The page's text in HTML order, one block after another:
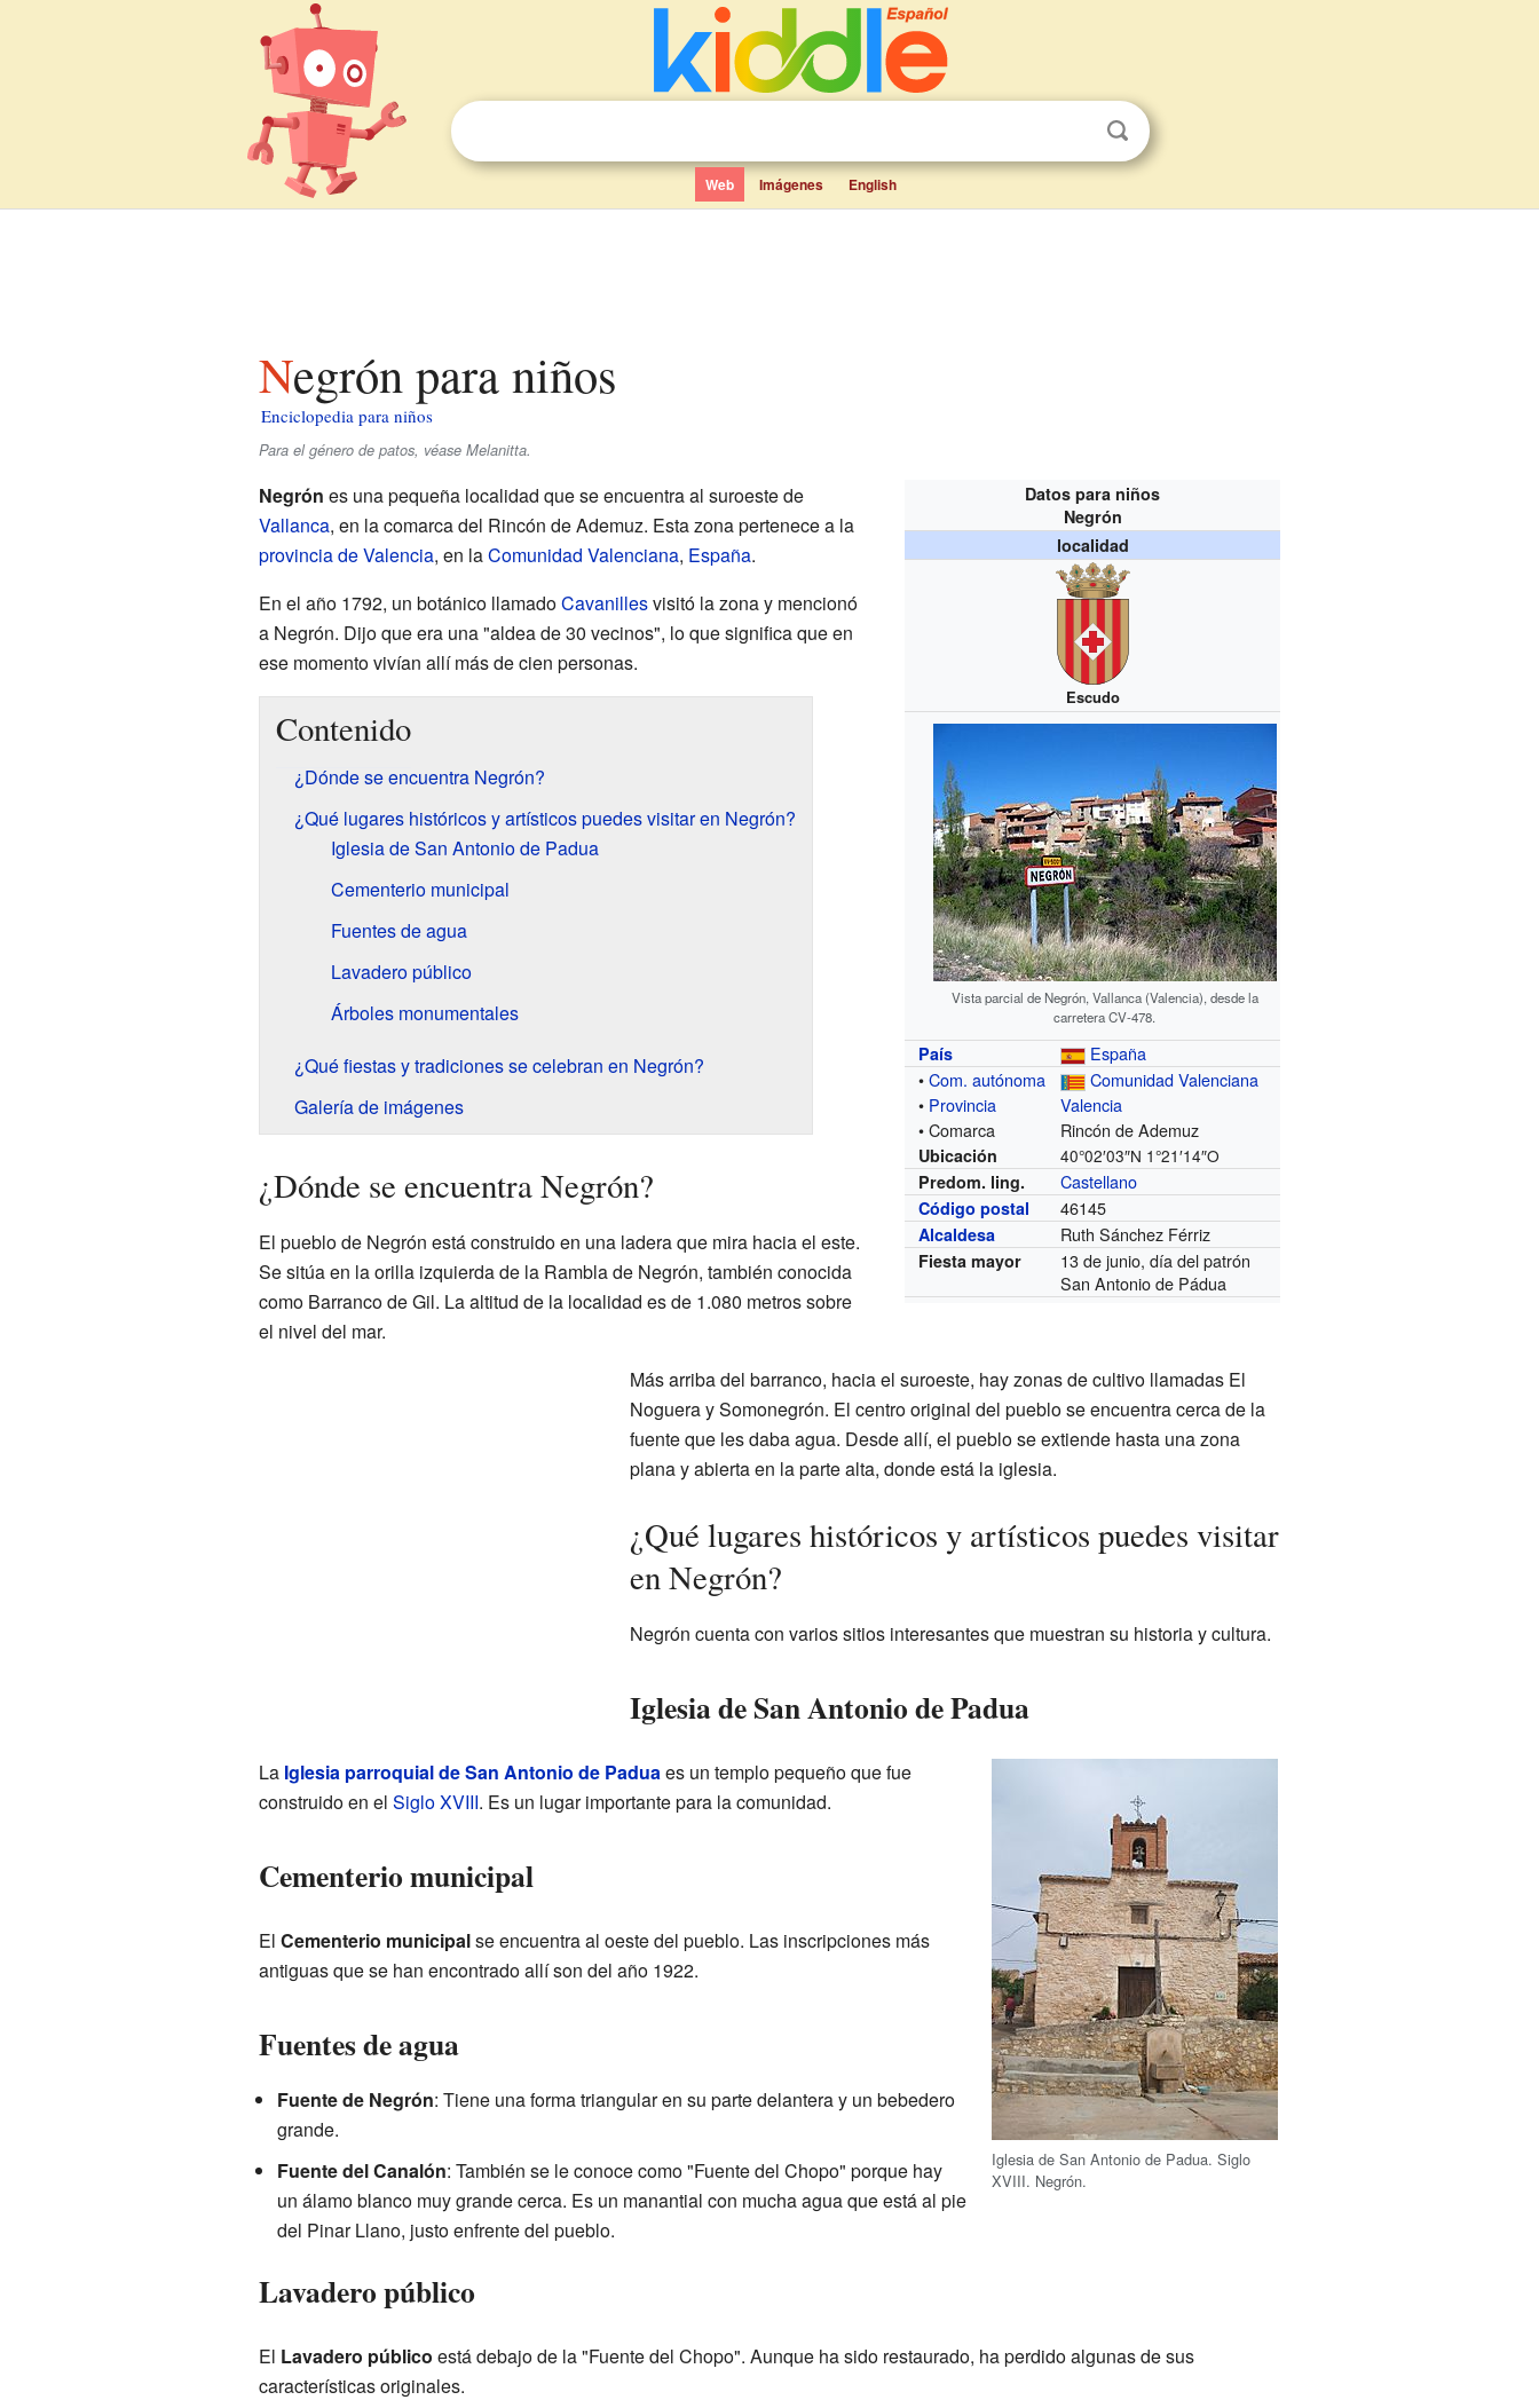
Web Imágenes English
Negrón para niños
Enciclopedia para niños
Para el género de patos, véase Melanitta.
Datos para niños
Negrón
localidad
Escudo
Vista parcial de Negrón, Vallanca (Valencia), desde la
carretera CV-478.
País
España
•Com. autónoma
Comunidad Valenciana
• Provincia
Valencia
• Comarca
Rincón de Ademuz
Ubicación 40°02′03″N 1°21′14″O
Predom. ling.
Castellano
Código postal 46145
Alcaldesa Ruth Sánchez Férriz
Fiesta mayor
13 de junio, día del patrón
San Antonio de Pádua
Negrón es una pequeña localidad que se encuentra al suroeste de
Vallanca, en la comarca del Rincón de Ademuz. Esta zona pertenece a la
provincia de Valencia, en laComunidad Valenciana, España.
En el año 1792, un botánico llamadoCavanillesvisitó la zona y mencionó
a Negrón. Dijo que era una "aldea de 30 vecinos", lo que significa que en
ese momento vivían allí más de cien personas.
Contenido
¿Dónde se encuentra Negrón?
¿Qué lugares históricos y artísticos puedes visitar en Negrón?
Iglesia de San Antonio de Padua
Cementerio municipal
Fuentes de agua
Lavadero público
Árboles monumentales
¿Qué fiestas y tradiciones se celebran en Negrón?
Galería de imágenes
¿Dónde se encuentra Negrón?
El pueblo de Negrón está construido en una ladera que mira hacia el este.
Se sitúa en la orilla izquierda de la Rambla de Negrón, también conocida
como Barranco de Gil. La altitud de la localidad es de 1.080 metros sobre
el nivel del mar.
Más arriba del barranco, hacia el suroeste, hay zonas de cultivo llamadas El
Noguera y Somonegrón. El centro original del pueblo se encuentra cerca de la
fuente que les daba agua. Desde allí, el pueblo se extiende hasta una zona
plana y abierta en la parte alta, donde está la iglesia.
¿Qué lugares históricos y artísticos puedes visitar
en Negrón?
Negrón cuenta con varios sitios interesantes que muestran su historia y cultura.
Iglesia de San Antonio de Padua
Iglesia de San Antonio de Padua. Siglo
XVIII. Negrón.
La Iglesia parroquial de San Antonio de Paduaes un templo pequeño que fue
construido en el Siglo XVIII. Es un lugar importante para la comunidad.
Cementerio municipal
El Cementerio municipalse encuentra al oeste del pueblo. Las inscripciones más
antiguas que se han encontrado allí son del año 1922.
Fuentes de agua
Fuente de Negrón: Tiene una forma triangular en su parte delantera y un bebedero
grande.
Fuente del Canalón: También se le conoce como "Fuente del Chopo" porque hay
un álamo blanco muy grande cerca. Es un manantial con mucha agua que está al pie
del Pinar Llano, justo enfrente del pueblo.
Lavadero público
El Lavadero público está debajo de la "Fuente del Chopo". Aunque ha sido restaurado, ha perdido algunas de sus
características originales.